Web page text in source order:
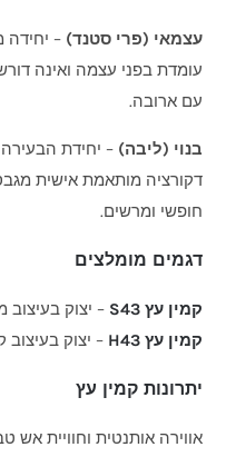
עצמאי (פרי סטנד) – יחידה
עומדת בפני עצמה ואינה
עם ארובה.
בנוי (ליבה) – יחידת
דקורציה מותאמת אישית
חופשי ומרשים.
דגמים מומלצים
קמין עץ S43
– יצוק בעיצוב
קמין עץ H43
– יצוק
יתרונות קמין עץ
אווירה אותנטית וחוויית